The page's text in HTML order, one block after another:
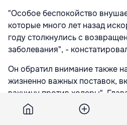
"Особое беспокойство
которые много лет назад
году столкнулись с
заболевания", -
Он обратил внимание также
жизненно важных поставок,
вакцину против холеры".
мировое сообщество
выделении $160 млн на